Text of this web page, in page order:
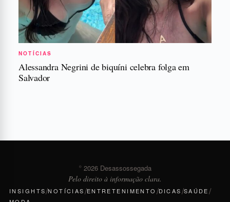
NOTÍCIAS
Alessandra Negrini de biquíni celebra folga em
Salvador
© 2026 Desassossegada
Pelo direito à informação clara.
INSIGHTS/NOTÍCIAS/ENTRETENIMENTO /DICAS/SAÚDE/